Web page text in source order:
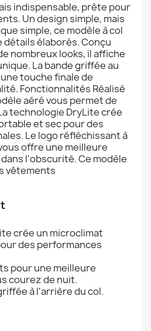
indispensable, prête pour
Un design simple, mais
simple, ce modèle à col
élaborés. Conçu
nombreux looks, il affiche
La bande griffée au
touche finale de
Fonctionnalités Réalisé
aéré vous permet de
technologie DryLite crée
et sec pour des
Le logo réfléchissant à
offre une meilleure
l'obscurité. Ce modèle
vêtements
crée un microclimat
des performances
pour une meilleure
courez de nuit.
à l'arrière du col.